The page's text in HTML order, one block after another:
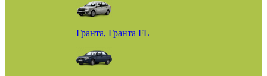
Гранта, Гранта FL